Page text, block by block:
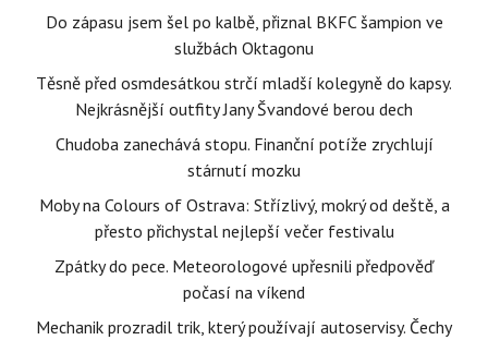
Do zápasu jsem šel po kalbě, přiznal BKFC šampion ve
službách Oktagonu
Těsně před osmdesátkou strčí mladší kolegyně do kapsy.
Nejkrásnější outfity Jany Švandové berou dech
Chudoba zanechává stopu. Finanční potíže zrychlují
stárnutí mozku
Moby na Colours of Ostrava: Střízlivý, mokrý od deště, a
přesto přichystal nejlepší večer festivalu
Zpátky do pece. Meteorologové upřesnili předpověď
počasí na víkend
Mechanik prozradil trik, který používají autoservisy. Čechy